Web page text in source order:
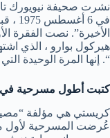
نشرت صحيفة نيويورك
في
الأخيرة”. نصت الفقرة
هيركول بوارو ، الذي
“. إنها المرة الوحيدة
كتبت أطول مسرحية في
كريستي هي مؤلفة